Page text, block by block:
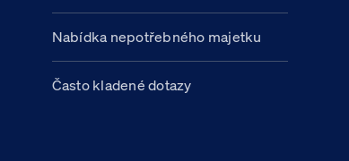
Nabídka nepotřebného majetku
Často kladené dotazy